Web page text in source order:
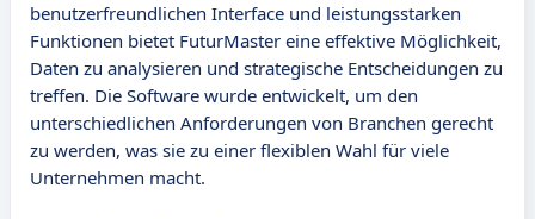
benutzerfreundlichen Interface und leistungsstarken
Funktionen bietet FuturMaster eine effektive Möglichkeit,
Daten zu analysieren und strategische Entscheidungen zu
treffen. Die Software wurde entwickelt, um den
unterschiedlichen Anforderungen von Branchen gerecht
zu werden, was sie zu einer flexiblen Wahl für viele
Unternehmen macht.